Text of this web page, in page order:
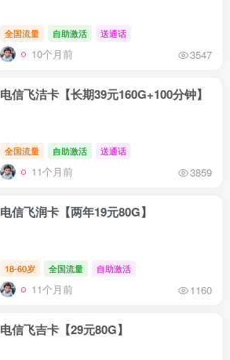
全国流量 自助激活 送通话
10个月前 3547
电信飞洁卡【长期39元160G+100分钟】
全国流量 自助激活 送通话
11个月前 3859
电信飞润卡【两年19元80G】
18-60岁 全国流量 自助激活
11个月前 1160
电信飞吉卡【29元80G】